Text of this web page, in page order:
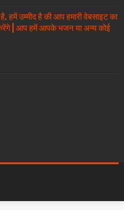
हमें उम्मीद है की आप हमारी वेबसाइट का
| आप हमें आपके भजन या अन्य कोई